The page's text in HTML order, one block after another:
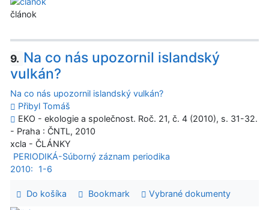
článok
9. Na co nás upozornil islandský
vulkán?
Na co nás upozornil islandský vulkán?
Přibyl Tomáš
EKO - ekologie a společnost. Roč. 21, č. 4 (2010), s. 31-32.
- Praha : ČNTL, 2010
xcla - ČLÁNKY
PERIODIKÁ-Súborný záznam periodika
2010:
1-6
Do košíka Bookmark Vybrané dokumenty